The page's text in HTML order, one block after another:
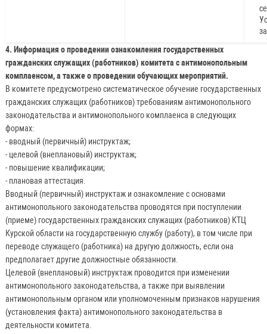
4. Информация о проведении ознакомления государственных
гражданских служащих (работников) комитета с антимонопольным
комплаенсом, а также о проведении обучающих мероприятий.
В комитете предусмотрено систематическое обучение государственных
гражданских служащих (работников) требованиям антимонопольного
законодательства и антимонопольного комплаенса в следующих
формах:
- вводный (первичный) инструктаж;
- целевой (внеплановый) инструктаж;
- повышение квалификации;
- плановая аттестация.
Вводный (первичный) инструктаж и ознакомление с основами
антимонопольного законодательства проводятся при поступлении
(приеме) государственных гражданских служащих (работников) КТЦ
Курской области на государственную службу (работу), в том числе при
переводе служащего (работника) на другую должность, если она
предполагает другие должностные обязанности.
Целевой (внеплановый) инструктаж проводится при изменении
антимонопольного законодательства, а также при выявлении
антимонопольным органом или уполномоченным признаков нарушения
(установления факта) антимонопольного законодательства в
деятельности комитета.